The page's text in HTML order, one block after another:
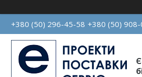
+380 (50) 296-45-58 +380 (50)